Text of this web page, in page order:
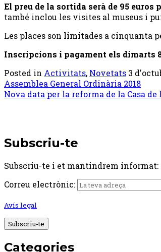
El preu de la sortida serà de 95 euros
també inclou les visites al museus i
Les places son limitades a cinquanta
Inscripcions i pagament els dimarts 8
Posted in Activitats, Novetats 3
Post
navigation
Assemblea General Ordinària 2018
Nova data per la reforma de la Casa
Subscriu-te
Subscriu-te i et mantindrem informat:
Correu electrònic:
Avís legal
Categories